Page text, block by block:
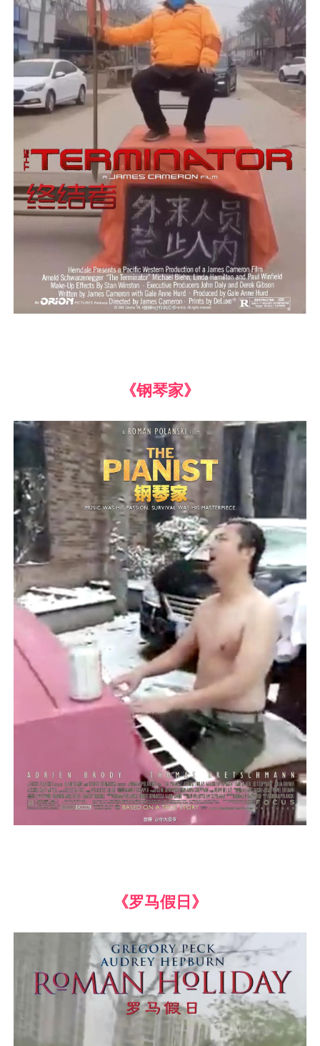
《钢琴家》
《罗马假日》